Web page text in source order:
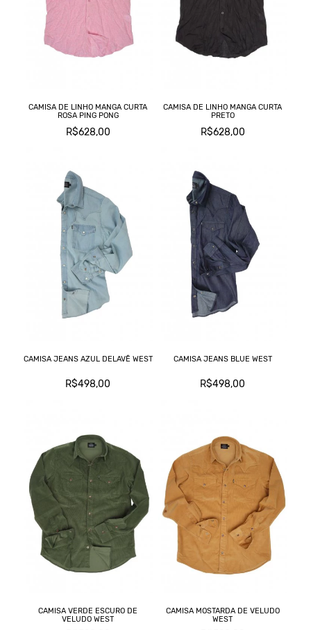
CAMISA DE LINHO MANGA CURTA
ROSA PING PONG
R$628,00
CAMISA DE LINHO MANGA CURTA
PRETO
R$628,00
CAMISA JEANS AZUL DELAVÊ WEST
R$498,00
CAMISA JEANS BLUE WEST
R$498,00
CAMISA VERDE ESCURO DE
VELUDO WEST
CAMISA MOSTARDA DE VELUDO
WEST